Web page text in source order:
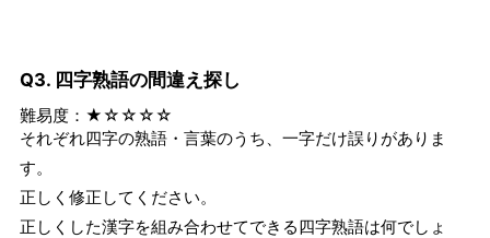
Q3. 四字熟語の間違え探し
難易度：★☆☆☆☆
それぞれ四字の熟語・言葉のうち、一字だけ誤りがありま
す。
正しく修正してください。
正しくした漢字を組み合わせてできる四字熟語は何でしょ